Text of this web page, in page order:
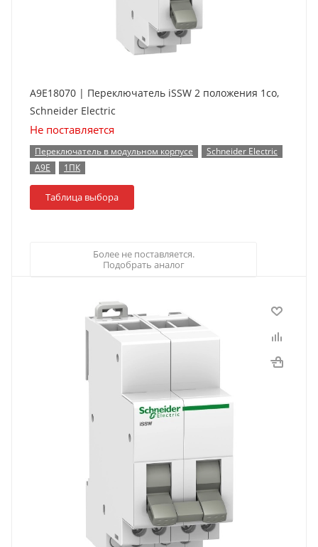
A9E18070 | Переключатель iSSW 2 положения 1co,
Schneider Electric
Не поставляется
Переключатель в модульном корпусе
Schneider Electric
A9E
1ПК
Таблица выбора
Более не поставляется.
Подобрать аналог